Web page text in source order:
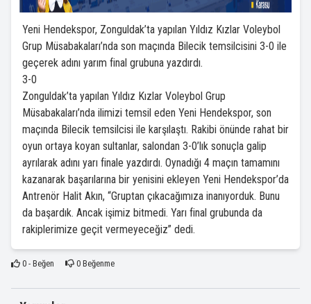
Yeni Hendekspor, Zonguldak’ta yapılan Yıldız Kızlar Voleybol
Grup Müsabakaları’nda son maçında Bilecik temsilcisini 3-0 ile
geçerek adını yarım final grubuna yazdırdı.
3-0
Zonguldak’ta yapılan Yıldız Kızlar Voleybol Grup
Müsabakaları’nda ilimizi temsil eden Yeni Hendekspor, son
maçında Bilecik temsilcisi ile karşılaştı. Rakibi önünde rahat bir
oyun ortaya koyan sultanlar, salondan 3-0’lık sonuçla galip
ayrılarak adını yarı finale yazdırdı. Oynadığı 4 maçın tamamını
kazanarak başarılarına bir yenisini ekleyen Yeni Hendekspor’da
Antrenör Halit Akın, “Gruptan çıkacağımıza inanıyorduk. Bunu
da başardık. Ancak işimiz bitmedi. Yarı final grubunda da
rakiplerimize geçit vermeyeceğiz” dedi.
0- Beğen 0Beğenme